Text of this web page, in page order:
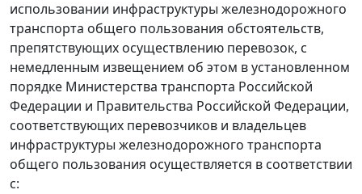
использовании инфраструктуры железнодорожного
транспорта общего пользования обстоятельств,
препятствующих осуществлению перевозок, с
немедленным извещением об этом в установленном
порядке Министерства транспорта Российской
Федерации и Правительства Российской Федерации,
соответствующих перевозчиков и владельцев
инфраструктуры железнодорожного транспорта
общего пользования осуществляется в соответствии
с: